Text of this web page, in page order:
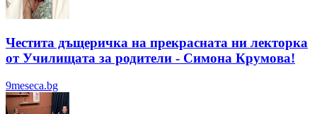
Честита дъщеричка на прекрасната ни лекторка
от Училищата за родители - Симона Крумова!
9meseca.bg